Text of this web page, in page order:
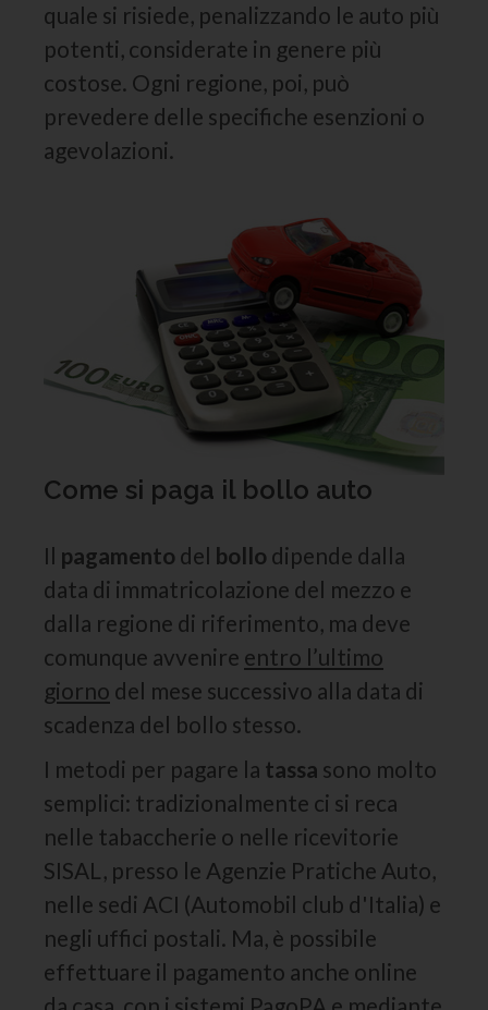
quale si risiede, penalizzando le auto più
potenti, considerate in genere più
costose. Ogni regione, poi, può
prevedere delle specifiche esenzioni o
agevolazioni.
Come si paga il bollo auto
Il pagamento del bollo dipende dalla
data di immatricolazione del mezzo e
dalla regione di riferimento, ma deve
comunque avvenire entro l’ultimo
giorno del mese successivo alla data di
scadenza del bollo stesso.
I metodi per pagare la tassa sono molto
semplici: tradizionalmente ci si reca
nelle tabaccherie o nelle ricevitorie
SISAL, presso le Agenzie Pratiche Auto,
nelle sedi ACI (Automobil club d'Italia) e
negli uffici postali. Ma, è possibile
effettuare il pagamento anche online